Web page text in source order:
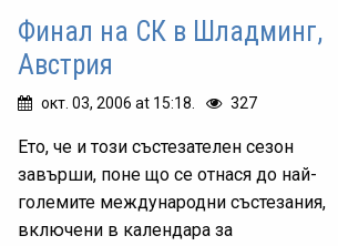
Финал на СК в Шладминг,
Австрия
окт. 03, 2006 at 15:18. 327
Ето, че и този състезателен сезон
завърши, поне що се отнася до най-
големите международни състезания,
включени в календара за